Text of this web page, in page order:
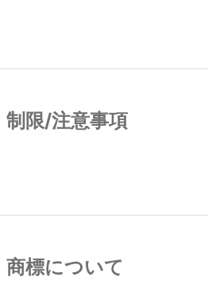
制限/注意事項
商標について